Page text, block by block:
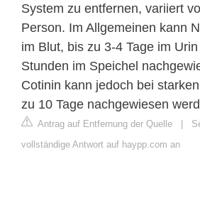
System zu entfernen, variiert
Person. Im Allgemeinen kann
im Blut, bis zu 3-4 Tage im
Stunden im Speichel
Cotinin kann jedoch bei
zu 10 Tage nachgewiesen
Antrag auf Entfernung der Quelle |
vollständige Antwort auf haypp.com an